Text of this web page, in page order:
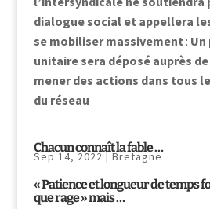
dialogue social et appellera
se mobiliser massivement : Un
unitaire sera déposé auprès de
mener des actions dans tous
du réseau
Chacun connaît la fable …
Sep 14, 2022|Bretagne
« Patience et longueur de temps
que rage » mais …